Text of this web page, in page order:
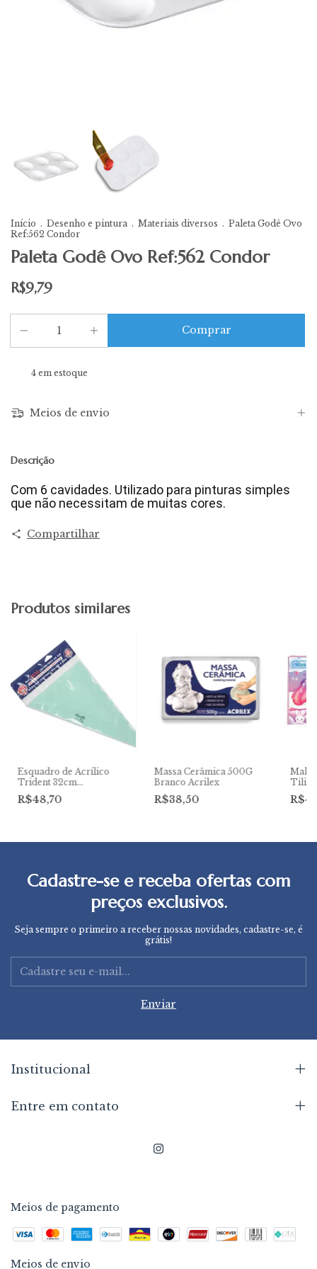
Início . Desenho e pintura . Materiais diversos . Paleta Godê Ovo
Ref:562 Condor
Paleta Godê Ovo Ref:562 Condor
R$9,79
4em estoque
Meios de envio
Descrição
Com 6 cavidades. Utilizado para pinturas simples
que não necessitam de muitas cores.
Compartilhar
Produtos similares
Esquadro de Acrílico
Trident 32cm
30°/60°/90° sem Escalas
R$48,70
Massa Cerâmica 500G
Branco Acrilex
R$38,50
Cadastre-se e receba ofertas com
preços exclusivos.
Seja sempre o primeiro a receber nossas novidades, cadastre-se, é
grátis!
Institucional
Entre em contato
Meios de pagamento
Meios de envio